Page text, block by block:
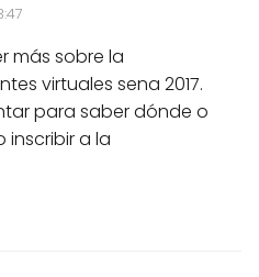
más sobre la
virtuales sena 2017.
para saber dónde o
a la